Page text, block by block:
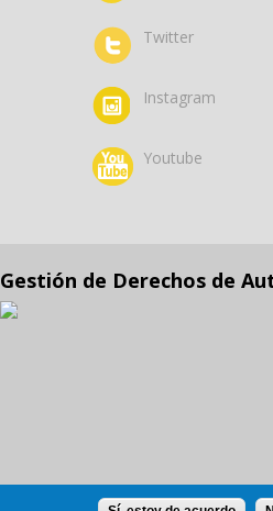
Twitter
Instagram
Youtube
Gestión de Derechos de